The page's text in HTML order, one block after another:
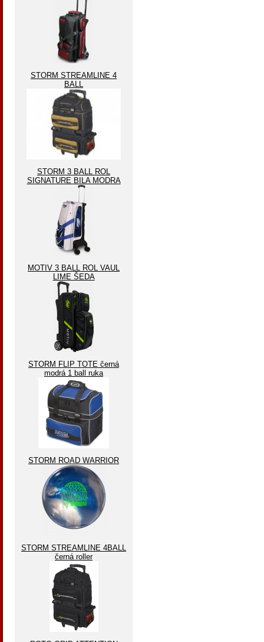
STORM STREAMLINE 4
BALL
STORM 3 BALL ROL
SIGNATURE BILA MODRA
MOTIV 3 BALL ROL VAUL
LIME ŠEDA
STORM FLIP TOTE černá
modrá 1 ball ruka
STORM ROAD WARRIOR
STORM STREAMLINE 4BALL
černá roller